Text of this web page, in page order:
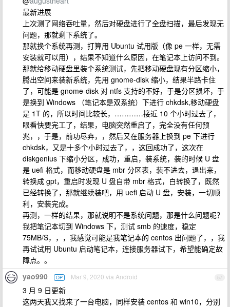
最新进展
上次测了网络吞吐量，然后对硬盘进行了全盘扫描，最后发现无
问题，那就剩下系统了。
那就换个系统再测，打算用 Ubuntu 试用版（像 pe 一样，无需
安装就可以用），结果不知道什么原因，在笔记本上访问不到。
那就给移动硬盘里装个系统测试，先把移动硬盘现有分区缩小，
腾出空间来装新系统，先用 gnome-disk 缩小，结果半路卡住
了，可能是 gnome-disk 对 ntfs 支持的不好，于是分区损坏，于
是换到 Windows （笔记本是双系统）下进行 chkdsk,移动硬盘
是 1T 的，所以时间比较长，…………接近 10 个小时过去了，
眼看快要完工了，结果，电脑突然重启了，完全没有任何预
兆，，于是，前功尽弃，，然后又在服务器上换到 pe 下进行
chkdsk，又是十多个小时过去了，，这回成功了，这次在
diskgenius 下缩小分区，成功，重启，装系统，装的时候 U 盘
是 uefi 格式，而移动硬盘是 mbr 分区表，装不进去，退出来，
转换成 gpt，重启时发现 U 盘自带 mbr 格式，白转换了，既然
已经转换了，那就继续装吧，用 uefi 启动 U 盘，安装，一切顺
利，安装完成。
再测，一样的结果，那就说明不是系统问题，那是什么问题呢？
我把笔记本切到 Windows 下，测试 smb 的速度，稳定
75MB/S，，，我感觉可能是我笔记本的 centos 出问题了，，我
再试试用 Ubuntu 启动笔记本，连接服务器试下，希望能确定故
障点。。
57
yao990 OP Mar 9, 2020 via Android
3 月 9 日更新
这两天我又找来了一台电脑，同样安装 centos 和 win10，分别